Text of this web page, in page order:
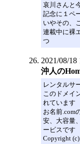
哀川さんと
記念に１ペ
いやその、
連載中に裸
つ
2021/08/18
沖人の
レンタルサ
このドメイ
れています
お名前.com
安、大容量
ービスです
Copyright (c)